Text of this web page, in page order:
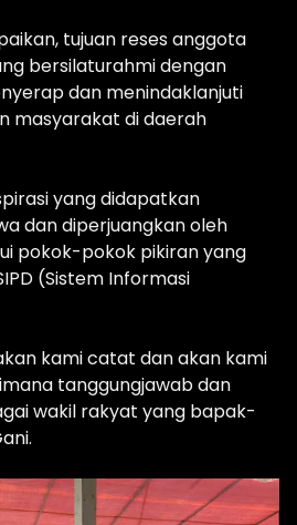
tujuan reses anggota
bersilaturahmi dengan
dan menindaklanjuti
masyarakat di daerah
yang didapatkan
dan diperjuangkan oleh
pokok-pokok pikiran yang
(Sistem Informasi
kami catat dan akan kami
tanggungjawab dan
wakil rakyat yang bapak-